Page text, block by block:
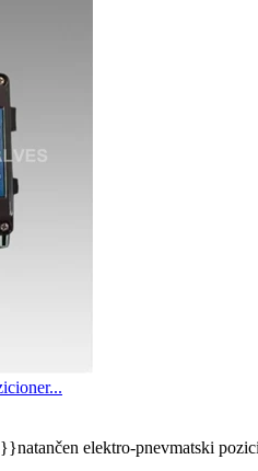
elektro-pnevmatski